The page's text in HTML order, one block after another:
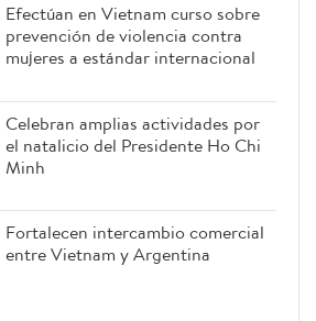
Efectúan en Vietnam curso sobre
prevención de violencia contra
mujeres a estándar internacional
Celebran amplias actividades por
el natalicio del Presidente Ho Chi
Minh
Fortalecen intercambio comercial
entre Vietnam y Argentina